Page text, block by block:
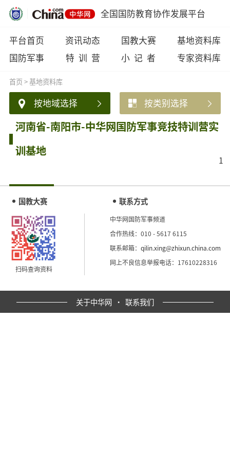
全国国防教育协作发展平台
平台首页 资讯动态 国教大赛
基地资料库
国防军事
特 训 营 小 记 者 专家资料库
首页>基地资料库
按地域选择 按类别选择
河南省-南阳市-中华网国防军事竞技特训营实
训基地
1
国教大赛
扫码查询资料
联系方式
中华网国防军事频道
合作热线：010 - 5617 6115
联系邮箱：qilin.xing@zhixun.china.com
网上不良信息举报电话：17610228316
关于中华网 · 联系我们